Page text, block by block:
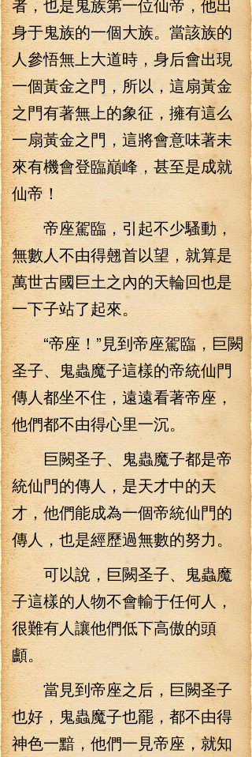
身于鬼族的一個大族。當該族的
人參悟無上大道時，身后會出現
一個黃金之門，所以，這扇黃金
之門有著無上的象征，擁有這么
一扇黃金之門，這將會意味著未
來有機會登臨巔峰，甚至是成就
仙帝！
帝座駕臨，引起不少騷動，
無數人不由得翹首以望，就算是
萬世古國巨土之內的天輪回也是
一下子站了起來。
“帝座！”見到帝座駕臨，巨闕
圣子、鬼蟲魔子這樣的帝統仙門
傳人都坐不住，遠遠看著帝座，
他們都不由得心里一沉。
巨闕圣子、鬼蟲魔子都是帝
統仙門的傳人，是天才中的天
才，他們能成為一個帝統仙門的
傳人，也是經歷過無數的努力。
可以說，巨闕圣子、鬼蟲魔
子這樣的人物不會輸于任何人，
很難有人讓他們低下高傲的頭
顱。
當見到帝座之后，巨闕圣子
也好，鬼蟲魔子也罷，都不由得
神色一黯，他們一見帝座，就知